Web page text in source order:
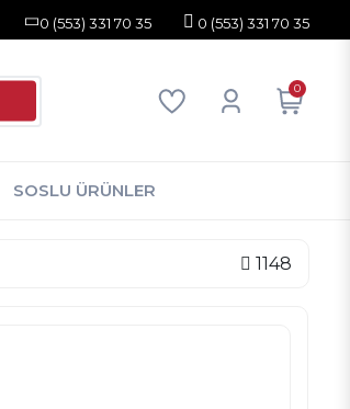
0 (553) 331 70 35 0 (553) 331 70 35
0
SOSLU ÜRÜNLER
1148